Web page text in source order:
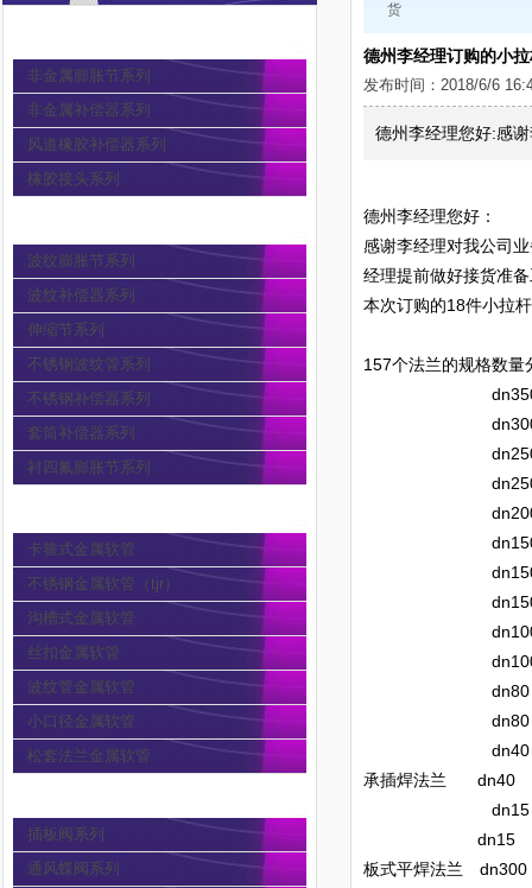
货
德州李经理订购的小
发布时间：2018/6/6
德州李经理您好:感
德州李经理您好：
感谢李经理对我公司
经理提前做好接货准
本次订购的18件小拉
157个法兰的规格数
dn350
dn300
dn250
dn250
dn200
dn150
dn150
dn150
dn100
dn100
dn80
dn80
dn40
承插焊法兰
dn15
dn15
板式平焊法兰
非金属膨胀节系列
非金属补偿器系列
风道橡胶补偿器系列
橡胶接头系列
波纹膨胀节系列
波纹补偿器系列
伸缩节系列
不锈钢波纹管系列
不锈钢补偿器系列
套筒补偿器系列
衬四氟膨胀节系列
卡箍式金属软管
不锈钢金属软管（tjr）
沟槽式金属软管
丝扣金属软管
波纹管金属软管
小口径金属软管
松套法兰金属软管
插板阀系列
通风蝶阀系列